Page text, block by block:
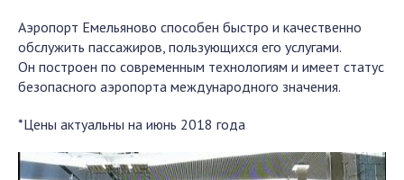
Аэропорт Емельяново способен быстро и качественно
обслужить пассажиров, пользующихся его услугами.
Он построен по современным технологиям и имеет статус
безопасного аэропорта международного значения.
*Цены актуальны на июнь 2018 года